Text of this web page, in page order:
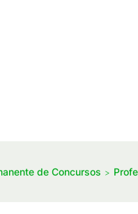
de Concursos